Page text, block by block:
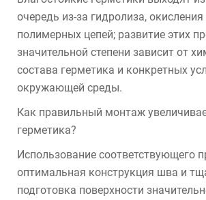
очередь из-за гидролиза,
полимерных цепей; развитие этих
значительной степени зависит от
состава герметика и конкретных
окружающей среды.
Как правильный монтаж
герметика?
Использование соответствующего
оптимальная конструкция шва и
подготовка поверхности